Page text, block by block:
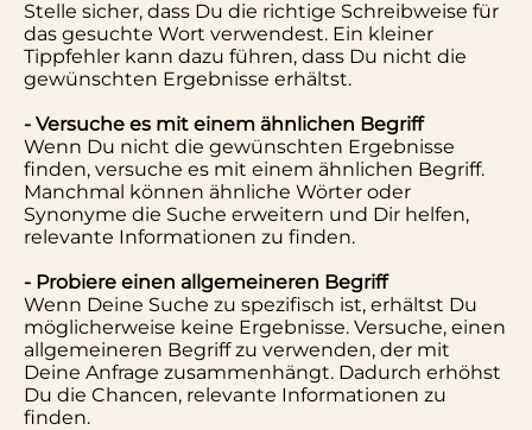
Stelle sicher, dass Du die richtige Schreibweise für
das gesuchte Wort verwendest. Ein kleiner
Tippfehler kann dazu führen, dass Du nicht die
gewünschten Ergebnisse erhältst.
- Versuche es mit einem ähnlichen Begriff
Wenn Du nicht die gewünschten Ergebnisse
finden, versuche es mit einem ähnlichen Begriff.
Manchmal können ähnliche Wörter oder
Synonyme die Suche erweitern und Dir helfen,
relevante Informationen zu finden.
- Probiere einen allgemeineren Begriff
Wenn Deine Suche zu spezifisch ist, erhältst Du
möglicherweise keine Ergebnisse. Versuche, einen
allgemeineren Begriff zu verwenden, der mit
Deine Anfrage zusammenhängt. Dadurch erhöhst
Du die Chancen, relevante Informationen zu
finden.